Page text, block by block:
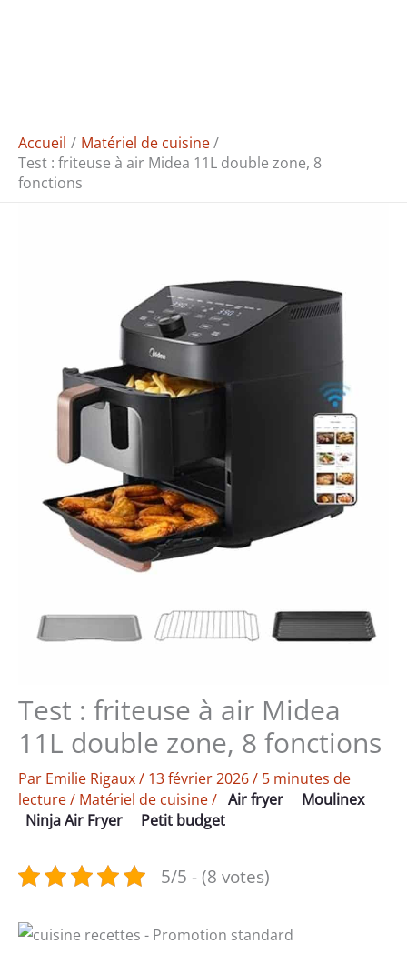
Accueil
Matériel de cuisine
Test : friteuse à air Midea 11L double zone, 8
fonctions
Test : friteuse à air Midea
11L double zone, 8 fonctions
Par Emilie Rigaux/ 13 février 2026/ 5 minutes de
lecture/ Matériel de cuisine/ Air fryer
Moulinex
Ninja Air Fryer
Petit budget
5/5 - (8 votes)